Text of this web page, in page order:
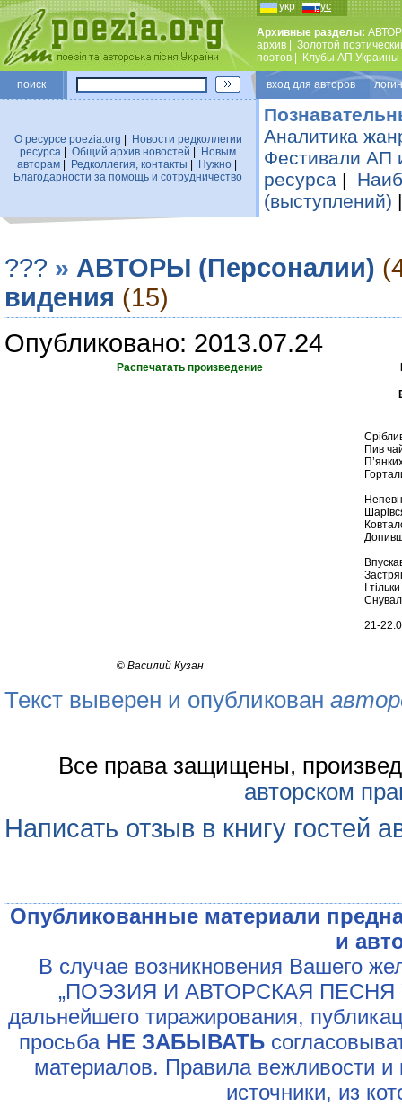
укр рус
Архивные разделы:
архив
Золотой
поэтов
Клубы АП Украины
поиск вход для авторов
О ресурсе poezia.org
Новости редколлегии
ресурса
Общий архив новостей
Новым
авторам| Редколлегия, контакты Нужно|
Благодарности за помощь и сотрудничество
Аналитика
Фестивали АП
ресурса |
(выступлений)
??? » АВТОРЫ (Персоналии)
видения (15)
Опубликовано: 2013.07.24
Распечатать произведение
Пив
І
21-
© Василий Кузан
Текст выверен и опубликован
Все права защищены,
авторском
Написать отзыв в книгу гостей
Опубликованные материали
и
В случае возникновения Вашего
„ПОЭЗИЯ И АВТОРСКАЯ ПЕСНЯ
дальнейшего тиражирования,
просьба НЕ ЗАБЫВАТЬ
материалов. Правила вежливости и
источники, из